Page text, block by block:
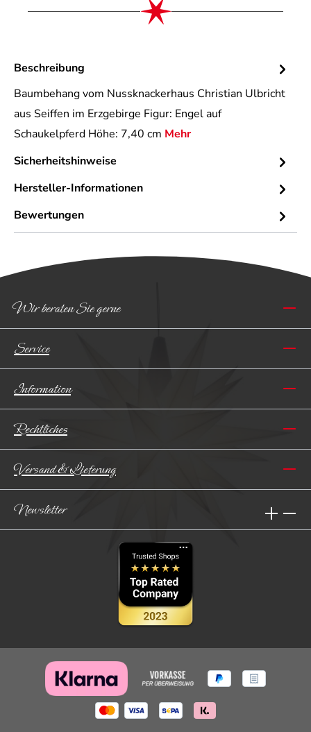
Beschreibung
Baumbehang vom Nussknackerhaus Christian Ulbricht
aus Seiffen im Erzgebirge Figur: Engel auf
Schaukelpferd Höhe: 7,40 cm Mehr
Sicherheitshinweise
Hersteller-Informationen
Bewertungen
Wir beraten Sie gerne
Service
Information
Rechtliches
Versand & Lieferung
Newsletter